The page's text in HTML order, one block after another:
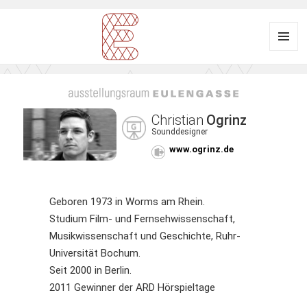
EULENGASSE
Christian Ogrinz
Sounddesigner
www.ogrinz.de
Geboren 1973 in Worms am Rhein.
Studium Film- und Fernsehwissenschaft,
Musikwissenschaft und Geschichte, Ruhr-
Universität Bochum.
Seit 2000 in Berlin.
2011 Gewinner der ARD Hörspieltage